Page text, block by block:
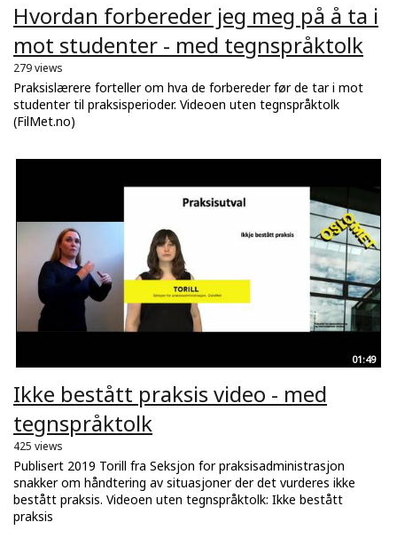
Hvordan forbereder jeg meg på å ta i
mot studenter - med tegnspråktolk
279 views
Praksislærere forteller om hva de forbereder før de tar i mot
studenter til praksisperioder. Videoen uten tegnspråktolk
(FilMet.no)
01:49
Ikke bestått praksis video - med
tegnspråktolk
425 views
Publisert 2019 Torill fra Seksjon for praksisadministrasjon
snakker om håndtering av situasjoner der det vurderes ikke
bestått praksis. Videoen uten tegnspråktolk: Ikke bestått
praksis